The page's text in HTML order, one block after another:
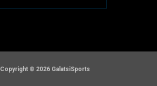
Copyright © 2026 GalatsiSports